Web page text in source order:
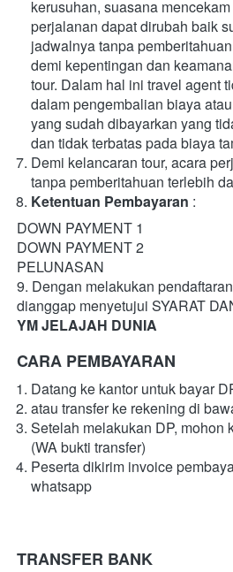
kerusuhan, suasana
perjalanan dapat dirubah baik
jadwalnya tanpa
demi kepentingan dan
tour. Dalam hal ini travel agent
dalam pengembalian biaya
yang sudah dibayarkan yang
dan tidak terbatas pada biaya
Demi kelancaran tour, acara
tanpa pemberitahuan terlebih
Ketentuan Pembayaran :
DOWN PAYMENT 1
DOWN PAYMENT 2
PELUNASAN
9. Dengan melakukan
dianggap menyetujui SYARAT
YM JELAJAH DUNIA
CARA PEMBAYARAN
Datang ke kantor untuk bayar
atau transfer ke rekening di
Setelah melakukan DP, mohon
(WA bukti transfer)
Peserta dikirim invoice
whatsapp
TRANSFER BANK